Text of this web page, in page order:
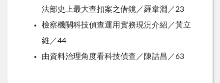
法部史上最大查扣案之借鏡／羅韋淵／23
檢察機關科技偵查運用實務現況介紹／黃立
維／44
由資料治理角度看科技偵查／陳詰昌／63